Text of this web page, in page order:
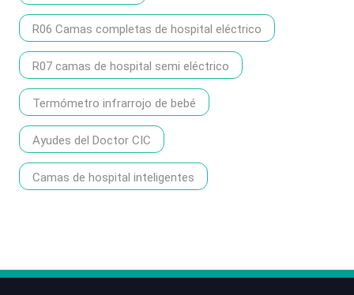
R06 Camas completas de hospital eléctrico
R07 camas de hospital semi eléctrico
Termómetro infrarrojo de bebé
Ayudes del Doctor CIC
Camas de hospital inteligentes